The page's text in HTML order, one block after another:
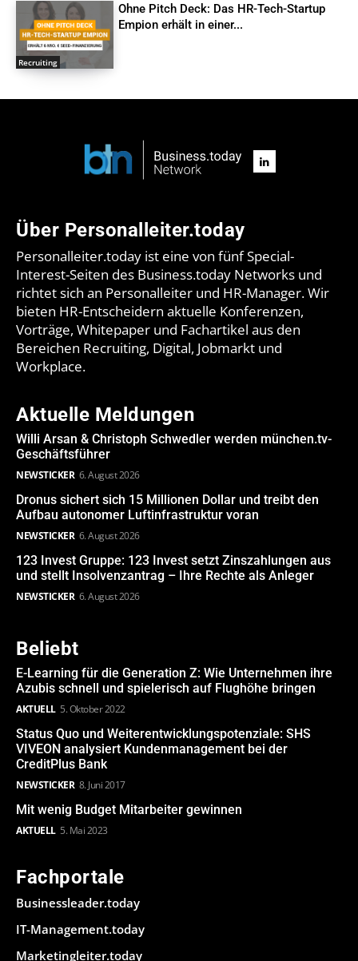
Recruiting
Ohne Pitch Deck: Das HR-Tech-Startup
Empion erhält in einer...
Über Personalleiter.today
Personalleiter.today ist eine von fünf Special-
Interest-Seiten des Business.today Networks und
richtet sich an Personalleiter und HR-Manager. Wir
bieten HR-Entscheidern aktuelle Konferenzen,
Vorträge, Whitepaper und Fachartikel aus den
Bereichen Recruiting, Digital, Jobmarkt und
Workplace.
Aktuelle Meldungen
Willi Arsan & Christoph Schwedler werden münchen.tv-
Geschäftsführer
NEWSTICKER 6. August 2026
Dronus sichert sich 15 Millionen Dollar und treibt den
Aufbau autonomer Luftinfrastruktur voran
NEWSTICKER 6. August 2026
123 Invest Gruppe: 123 Invest setzt Zinszahlungen aus
und stellt Insolvenzantrag – Ihre Rechte als Anleger
NEWSTICKER 6. August 2026
Beliebt
E-Learning für die Generation Z: Wie Unternehmen ihre
Azubis schnell und spielerisch auf Flughöhe bringen
AKTUELL 5. Oktober 2022
Status Quo und Weiterentwicklungspotenziale: SHS
VIVEON analysiert Kundenmanagement bei der
CreditPlus Bank
NEWSTICKER 8. Juni 2017
Mit wenig Budget Mitarbeiter gewinnen
AKTUELL 5. Mai 2023
Fachportale
Businessleader.today
IT-Management.today
Marketingleiter.today